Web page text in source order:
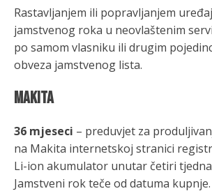
Rastavljanjem ili popravljanjem
jamstvenog roka u neovlaštenim
po samom vlasniku ili drugim
obveza jamstvenog lista.
MAKITA
36 mjeseci – preduvjet za
na Makita internetskoj stranici
Li-ion akumulator unutar četiri
Jamstveni rok teče od datuma kupnje.